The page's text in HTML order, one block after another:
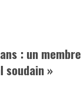
: un membre
soudain »